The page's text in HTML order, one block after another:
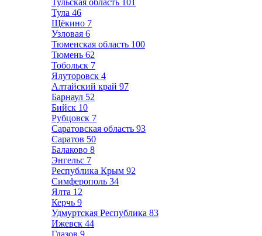
Тульская область 101
Тула 46
Щёкино 7
Узловая 6
Тюменская область 100
Тюмень 62
Тобольск 7
Ялуторовск 4
Алтайский край 97
Барнаул 52
Бийск 10
Рубцовск 7
Саратовская область 93
Саратов 50
Балаково 8
Энгельс 7
Республика Крым 92
Симферополь 34
Ялта 12
Керчь 9
Удмуртская Республика 83
Ижевск 44
Глазов 9